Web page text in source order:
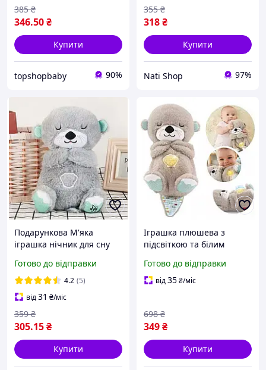
Видру для засинання
346.50₴
385 ₴
Купити
topshopbaby 90%
іграшка, дихаючий
животик
318₴
355 ₴
Купити
Nati Shop 97%
Подарункова М'яка
іграшка нічник для сну
дихає + Батарейки+
Коробка
Готово до відправки
4.2 (5)
від31 ₴/міс
305.15₴
359 ₴
Купити
Іграшка плюшева з
підсвіткою та білим
нічник видра з дихаючим
животиком, іграшка для
Готово до відправки
від35₴/міс
349₴
698 ₴
Купити